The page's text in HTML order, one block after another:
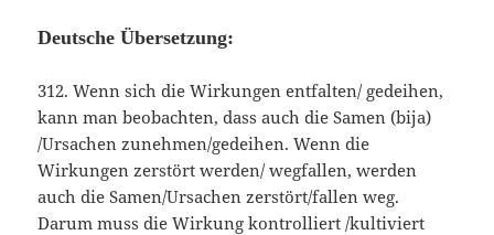
Deutsche Übersetzung:
312. Wenn sich die Wirkungen entfalten/ gedeihen,
kann man beobachten, dass auch die Samen (bija)
/Ursachen zunehmen/gedeihen. Wenn die
Wirkungen zerstört werden/ wegfallen, werden
auch die Samen/Ursachen zerstört/fallen weg.
Darum muss die Wirkung kontrolliert /kultiviert